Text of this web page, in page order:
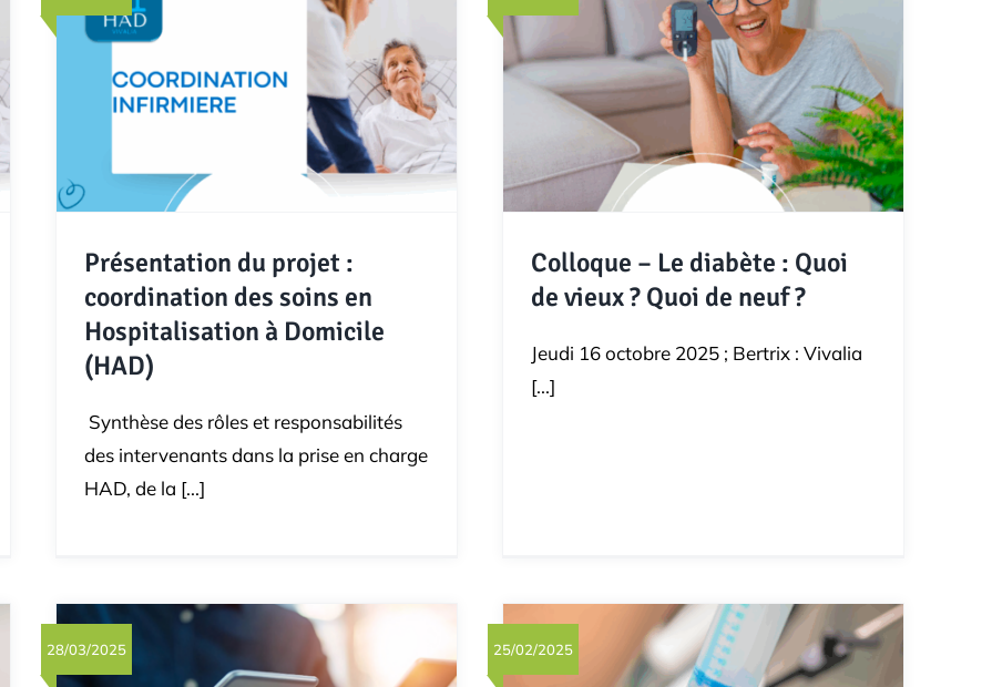
Présentation du projet :
coordination des soins en
Hospitalisation à Domicile
(HAD)
Synthèse des rôles et responsabilités
des intervenants dans la prise en charge
HAD, de la [...]
Colloque – Le diabète : Quoi
de vieux ? Quoi de neuf ?
Jeudi 16 octobre 2025 ; Bertrix : Vivalia
[...]
28/03/2025 25/02/2025